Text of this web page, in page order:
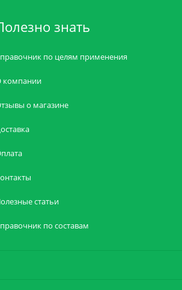
знать
по целям применения
компании
о магазине
статьи
по составам